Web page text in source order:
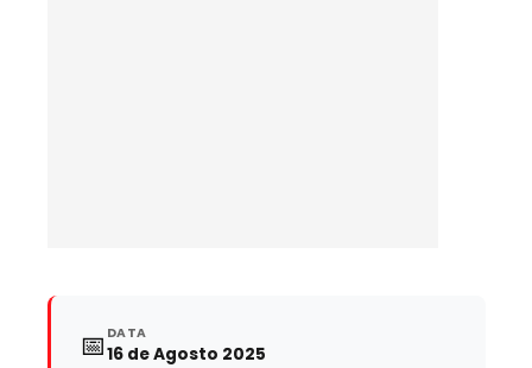
📅 DATA
16 de Agosto 2025